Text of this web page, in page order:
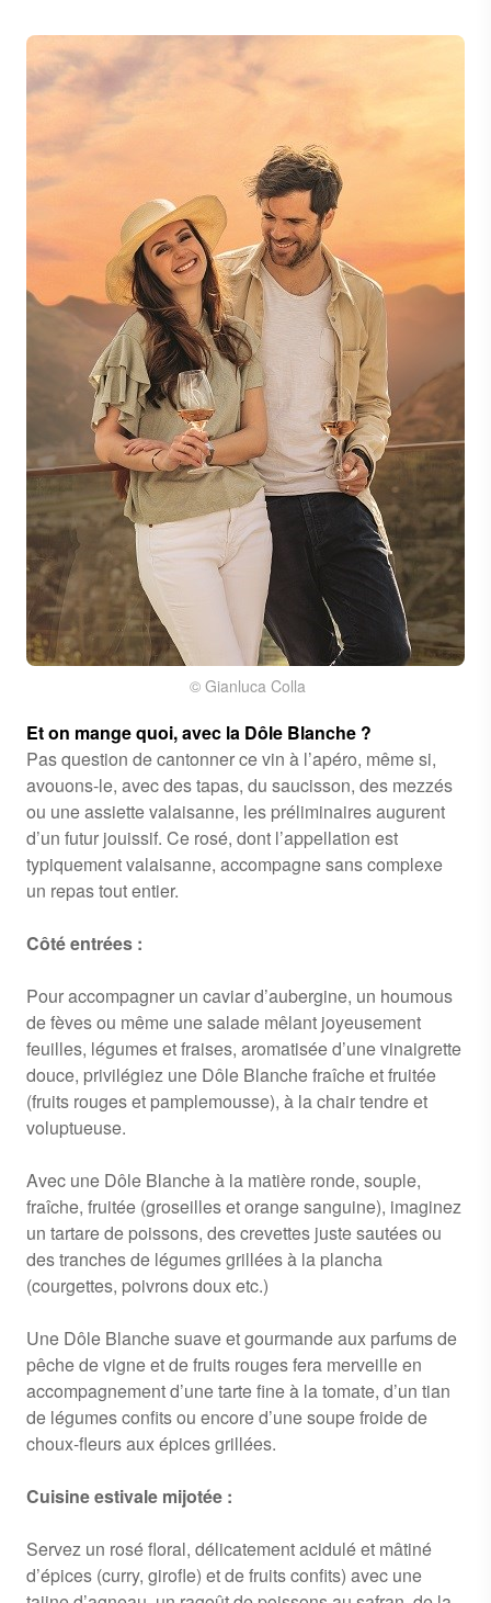
© Gianluca Colla
Et on mange quoi, avec la Dôle Blanche ?
Pas question de cantonner ce vin à l’apéro, même si,
avouons-le, avec des tapas, du saucisson, des mezzés
ou une assiette valaisanne, les préliminaires augurent
d’un futur jouissif. Ce rosé, dont l’appellation est
typiquement valaisanne, accompagne sans complexe
un repas tout entier.
Côté entrées :
Pour accompagner un caviar d’aubergine, un houmous
de fèves ou même une salade mêlant joyeusement
feuilles, légumes et fraises, aromatisée d’une vinaigrette
douce, privilégiez une Dôle Blanche fraîche et fruitée
(fruits rouges et pamplemousse), à la chair tendre et
voluptueuse.
Avec une Dôle Blanche à la matière ronde, souple,
fraîche, fruitée (groseilles et orange sanguine), imaginez
un tartare de poissons, des crevettes juste sautées ou
des tranches de légumes grillées à la plancha
(courgettes, poivrons doux etc.)
Une Dôle Blanche suave et gourmande aux parfums de
pêche de vigne et de fruits rouges fera merveille en
accompagnement d’une tarte fine à la tomate, d’un tian
de légumes confits ou encore d’une soupe froide de
choux-fleurs aux épices grillées.
Cuisine estivale mijotée :
Servez un rosé floral, délicatement acidulé et mâtiné
d’épices (curry, girofle) et de fruits confits) avec une